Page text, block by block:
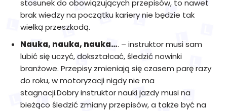
stosunek do obowiązujących przepisów, to nawet
brak wiedzy na początku kariery nie będzie tak
wielką przeszkodą.
Nauka, nauka, nauka…. – instruktor musi sam
lubić się uczyć, dokształcać, śledzić nowinki
branżowe. Przepisy zmieniają się czasem parę razy
do roku, w motoryzacji nigdy nie ma
stagnacji.Dobry instruktor nauki jazdy musi na
bieżąco śledzić zmiany przepisów, a także być na